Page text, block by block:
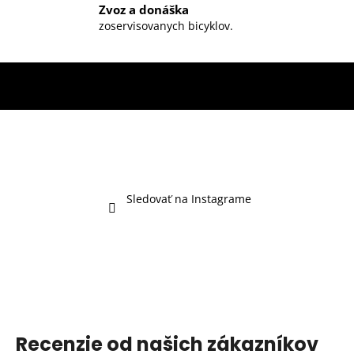
Zvoz a donáška
zoservisovanych bicyklov.
Sledovať na Instagrame
Recenzie od našich zákazníkov